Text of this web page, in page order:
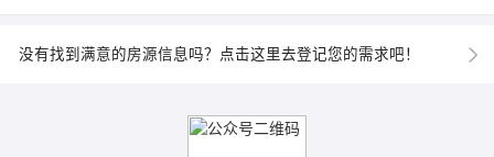
没有找到满意的房源信息吗？点击这里去登记您的需求吧！